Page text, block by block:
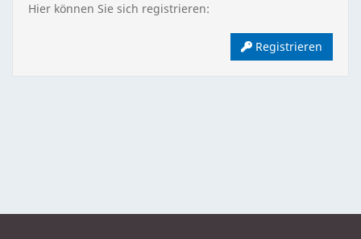
Hier können Sie sich registrieren:
Registrieren